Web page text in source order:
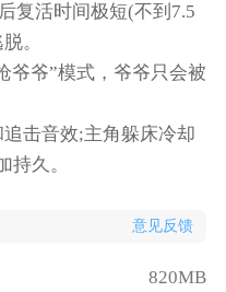
复活时间极短(不到7.5
。
爷爷”模式，爷爷只会被
击音效;主角躲床冷却
持久。
意见反馈
820MB